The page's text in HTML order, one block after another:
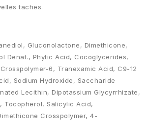
taches.
Gluconolactone, Dimethicone,
Denat., Phytic Acid, Cocoglycerides,
6, Tranexamic Acid, C9-12
Sodium Hydroxide, Saccharide
Lecithin, Dipotassium Glycyrrhizate,
Tocopherol, Salicylic Acid,
Crosspolymer, 4-